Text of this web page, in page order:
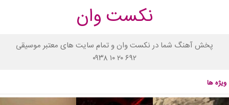
نکست وان
پخش آهنگ شما در نکست وان و تمام سایت های معتبر موسیقی
۰۹۳۸ ۱۰ ۲۰ ۶۹۲
ویژه ها